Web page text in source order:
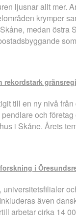
ljusnar allt mer.
krymper
medan östra
rekordstark
till en ny nivå
och
i Skåne. Årets
i
universitetsfilialer
även
arbetar cirka 14